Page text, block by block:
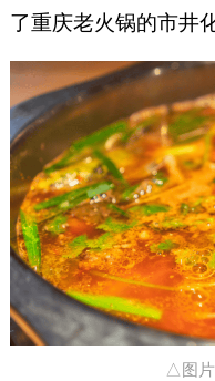
了重庆老火锅的市井
△图片